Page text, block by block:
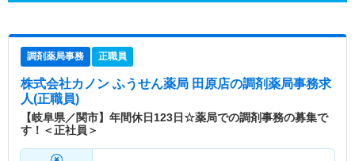
調剤薬局事務 正職員
株式会社カノン ふうせん薬局 田原店の調剤薬局事務求
人(正職員)
【岐阜県／関市】年間休日123日☆薬局での調剤事務の募集で
す！＜正社員＞